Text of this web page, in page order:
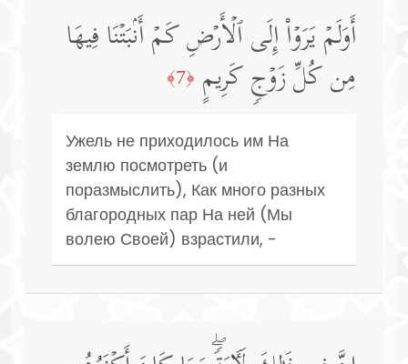
أَوَلَمۡ یَرَوۡا۟ إِلَى ٱلۡأَرۡضِ كَمۡ أَنۢبَتۡنَا فِیهَا
مِن كُلِّ زَوۡجࣲ كَرِیمٍ ﴿7﴾
Ужель не приходилось им На
землю посмотреть (и
поразмыслить), Как много разных
благородных пар На ней (Мы
волею Своей) взрастили, -